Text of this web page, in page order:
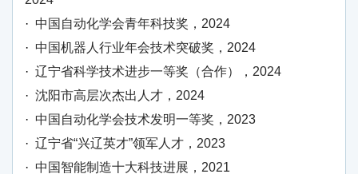
· 中国自动化学会青年科技奖，2024
· 中国机器人行业年会技术突破奖，2024
· 辽宁省科学技术进步一等奖（合作），2024
· 沈阳市高层次杰出人才，2024
· 中国自动化学会技术发明一等奖，2023
· 辽宁省“兴辽英才”领军人才，2023
· 中国智能制造十大科技进展，2021